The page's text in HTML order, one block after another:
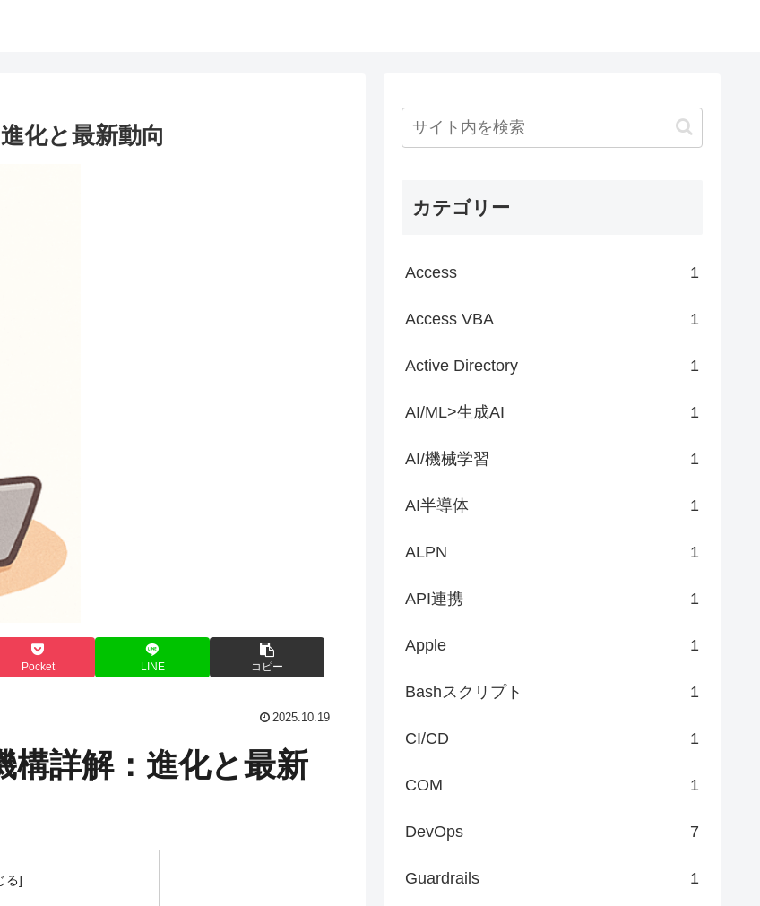
化と最新動向
Pocket LINE コピー
2025.10.19
詳解：進化と最新
カテゴリー
Access 1
Access VBA 1
Active Directory 1
AI/ML>生成AI 1
AI/機械学習 1
AI半導体 1
ALPN 1
API連携 1
Apple 1
Bashスクリプト 1
CI/CD 1
COM 1
DevOps 7
Guardrails 1